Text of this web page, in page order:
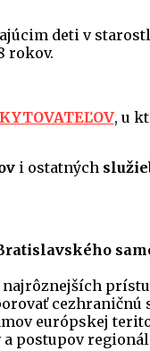
deti v
rokov.
, u
i ostatných
cezhraničnú
európskej
a postupov